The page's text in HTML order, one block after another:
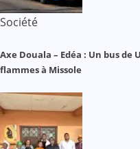
Société
Axe Douala – Edéa : Un bus de
flammes à Missole